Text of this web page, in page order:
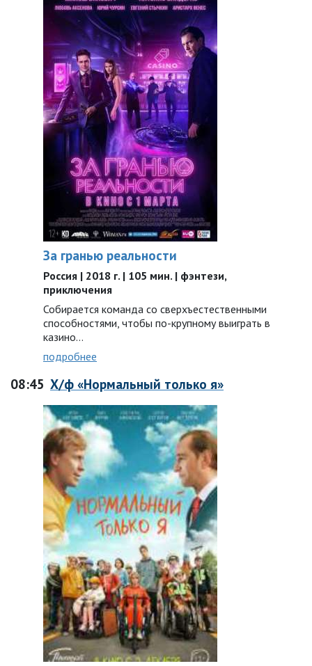
За гранью реальности
Россия | 2018 г. | 105 мин. | фэнтези,
приключения
Собирается команда со сверхъестественными
способностями, чтобы по-крупному выиграть в
казино…
подробнее
08:45 Х/ф «Нормальный только я»